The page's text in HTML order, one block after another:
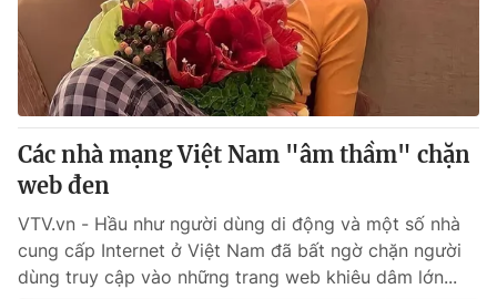
Cơ quan báo chí:Thời báo VTV
Giấy phép hoạt động báo in và báo điện tử số 483/GP-BTTTT
cấp ngày 29/12/2023
Tổng Biên tập:Vũ Thanh Thủy
Phó Tổng Biên tập:
Nguyễn Thị Mỹ Hạnh, Phạm Quốc Thắng,
Nguyễn Trọng Ninh
Tổng đài VTV:
Ðiện thoại Thời báo VTV:024.66 897 897
Email: toasoan@vtv.vn
Liên hệ quảng cáo:024-7300.7108
Các nhà mạng Việt Nam "âm thầm" chặn
web đen
VTV.vn - Hầu như người dùng di động và một số nhà
cung cấp Internet ở Việt Nam đã bất ngờ chặn người
dùng truy cập vào những trang web khiêu dâm lớn...